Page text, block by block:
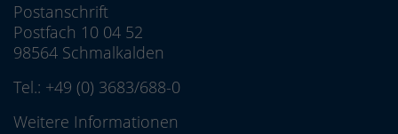
Postanschrift
Postfach 10 04 52
98564 Schmalkalden
Tel.: +49 (0) 3683/688-0
Weitere Informationen